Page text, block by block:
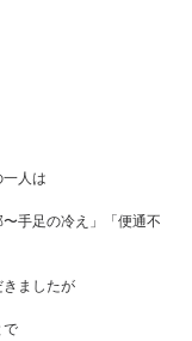
人は
〜手足の冷え」「便通不
ましたが
で